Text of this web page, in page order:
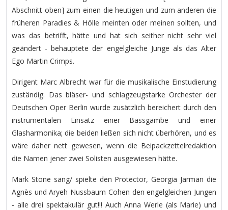
Abschnitt oben] zum einen die heutigen und zum anderen die
früheren Paradies & Hölle meinten oder meinen sollten, und
was das betrifft, hätte und hat sich seither nicht sehr viel
geändert - behauptete der engelgleiche Junge als das Alter
Ego Martin Crimps.
Dirigent Marc Albrecht war für die musikalische Einstudierung
zuständig. Das bläser- und schlagzeugstarke Orchester der
Deutschen Oper Berlin wurde zusätzlich bereichert durch den
instrumentalen Einsatz einer Bassgambe und einer
Glasharmonika; die beiden ließen sich nicht überhören, und es
wäre daher nett gewesen, wenn die Beipackzettelredaktion
die Namen jener zwei Solisten ausgewiesen hätte.
Mark Stone sang/ spielte den Protector, Georgia Jarman die
Agnès und Aryeh Nussbaum Cohen den engelgleichen Jungen
- alle drei spektakulär gut!!! Auch Anna Werle (als Marie) und